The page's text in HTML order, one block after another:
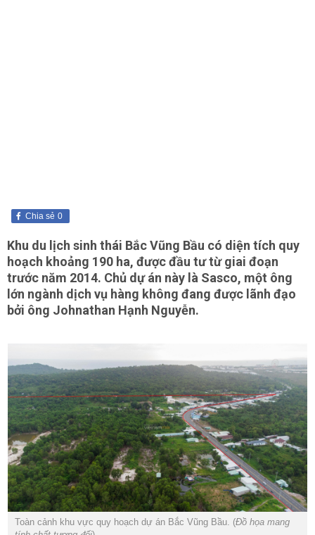
0
Chia sẻ
Khu du lịch sinh thái Bắc Vũng Bầu có diện tích quy
hoạch khoảng 190 ha, được đầu tư từ giai đoạn
trước năm 2014. Chủ dự án này là Sasco, một ông
lớn ngành dịch vụ hàng không đang được lãnh đạo
bởi ông Johnathan Hạnh Nguyễn.
Toàn cảnh khu vực quy hoạch dự án Bắc Vũng Bầu. (Đồ họa mang